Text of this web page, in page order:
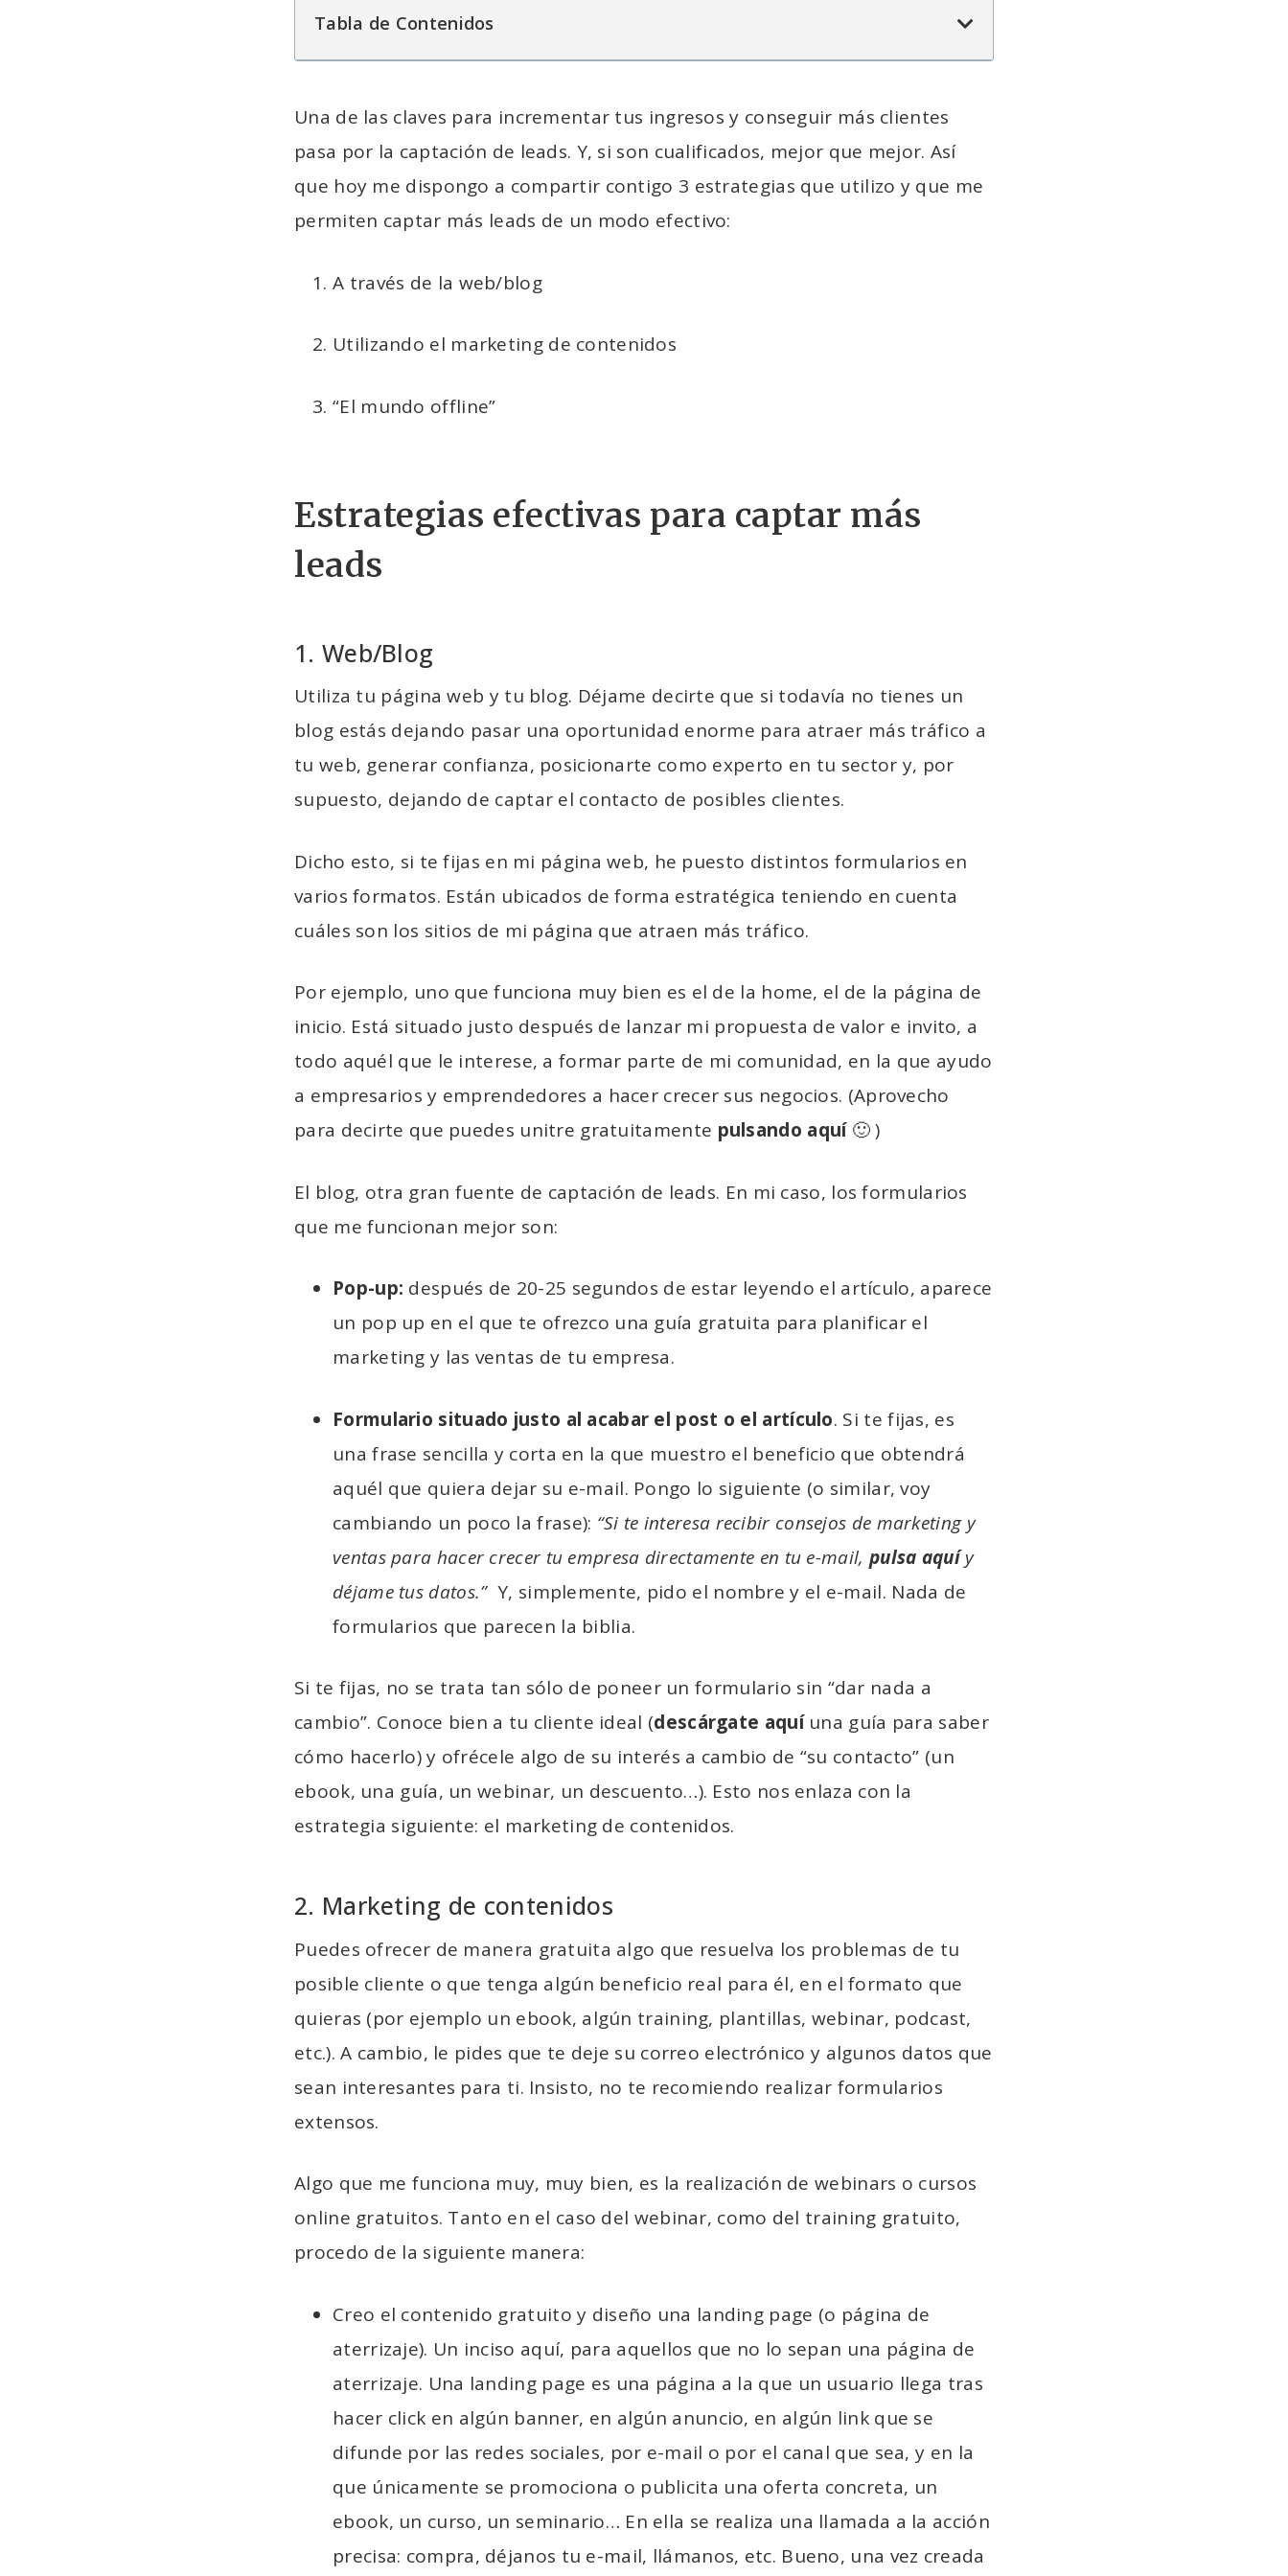
Tabla de Contenidos
Una de las claves para incrementar tus ingresos y conseguir más clientes
pasa por la captación de leads. Y, si son cualificados, mejor que mejor. Así
que hoy me dispongo a compartir contigo 3 estrategias que utilizo y que me
permiten captar más leads de un modo efectivo:
A través de la web/blog
Utilizando el marketing de contenidos
“El mundo offline”
Estrategias efectivas para captar más
leads
1. Web/Blog
Utiliza tu página web y tu blog. Déjame decirte que si todavía no tienes un
blog estás dejando pasar una oportunidad enorme para atraer más tráfico a
tu web, generar confianza, posicionarte como experto en tu sector y, por
supuesto, dejando de captar el contacto de posibles clientes.
Dicho esto, si te fijas en mi página web, he puesto distintos formularios en
varios formatos. Están ubicados de forma estratégica teniendo en cuenta
cuáles son los sitios de mi página que atraen más tráfico.
Por ejemplo, uno que funciona muy bien es el de la home, el de la página de
inicio. Está situado justo después de lanzar mi propuesta de valor e invito, a
todo aquél que le interese, a formar parte de mi comunidad, en la que ayudo
a empresarios y emprendedores a hacer crecer sus negocios. (Aprovecho
para decirte que puedes unitre gratuitamente pulsando aquí🙂 )
El blog, otra gran fuente de captación de leads. En mi caso, los formularios
que me funcionan mejor son:
Pop-up: después de 20-25 segundos de estar leyendo el artículo, aparece
un pop up en el que te ofrezco una guía gratuita para planificar el
marketing y las ventas de tu empresa.
Formulario situado justo al acabar el post o el artículo. Si te fijas, es
una frase sencilla y corta en la que muestro el beneficio que obtendrá
aquél que quiera dejar su e-mail. Pongo lo siguiente (o similar, voy
cambiando un poco la frase): “Si te interesa recibir consejos de marketing y
ventas para hacer crecer tu empresa directamente en tu e-mail, pulsa aquíy
déjame tus datos.”Y, simplemente, pido el nombre y el e-mail. Nada de
formularios que parecen la biblia.
Si te fijas, no se trata tan sólo de poneer un formulario sin “dar nada a
cambio”. Conoce bien a tu cliente ideal (descárgate aquíuna guía para saber
cómo hacerlo) y ofrécele algo de su interés a cambio de “su contacto” (un
ebook, una guía, un webinar, un descuento…). Esto nos enlaza con la
estrategia siguiente: el marketing de contenidos.
2. Marketing de contenidos
Puedes ofrecer de manera gratuita algo que resuelva los problemas de tu
posible cliente o que tenga algún beneficio real para él, en el formato que
quieras (por ejemplo un ebook, algún training, plantillas, webinar, podcast,
etc.). A cambio, le pides que te deje su correo electrónico y algunos datos que
sean interesantes para ti. Insisto, no te recomiendo realizar formularios
extensos.
Algo que me funciona muy, muy bien, es la realización de webinars o cursos
online gratuitos. Tanto en el caso del webinar, como del training gratuito,
procedo de la siguiente manera:
Creo el contenido gratuito y diseño una landing page (o página de
aterrizaje). Un inciso aquí, para aquellos que no lo sepan una página de
aterrizaje. Una landing page es una página a la que un usuario llega tras
hacer click en algún banner, en algún anuncio, en algún link que se
difunde por las redes sociales, por e-mail o por el canal que sea, y en la
que únicamente se promociona o publicita una oferta concreta, un
ebook, un curso, un seminario… En ella se realiza una llamada a la acción
precisa: compra, déjanos tu e-mail, llámanos, etc. Bueno, una vez creada